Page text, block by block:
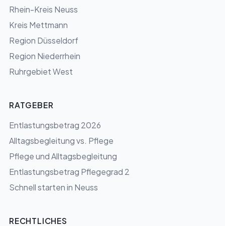
Rhein-Kreis Neuss
Kreis Mettmann
Region Düsseldorf
Region Niederrhein
Ruhrgebiet West
RATGEBER
Entlastungsbetrag 2026
Alltagsbegleitung vs. Pflege
Pflege und Alltagsbegleitung
Entlastungsbetrag Pflegegrad 2
Schnell starten in Neuss
RECHTLICHES